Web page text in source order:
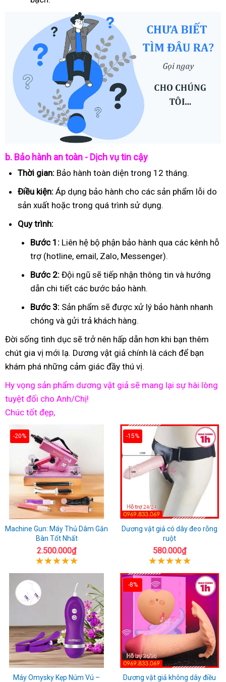
b. Bảo hành an toàn - Dịch vụ tin cậy
Thời gian: Bảo hành toàn diện trong 12 tháng.
Điều kiện: Áp dụng bảo hành cho các sản phẩm lỗi do
sản xuất hoặc trong quá trình sử dụng.
Quy trình:
Bước 1: Liên hệ bộ phận bảo hành qua các kênh hỗ
trợ (hotline, email, Zalo, Messenger).
Bước 2: Đội ngũ sẽ tiếp nhận thông tin và hướng
dẫn chi tiết các bước bảo hành.
Bước 3: Sản phẩm sẽ được xử lý bảo hành nhanh
chóng và gửi trả khách hàng.
Đời sống tình dục sẽ trở nên hấp dẫn hơn khi bạn thêm
chút gia vị mới lạ. Dương vật giả chính là cách để bạn
khám phá những cảm giác đầy thú vị.
Hy vọng sản phẩm dương vật giả sẽ mang lại sự hài lòng
tuyệt đối cho Anh/Chị!
Chúc tốt đẹp,
-20%
Machine Gun: Máy Thủ Dâm Gắn
Bàn Tốt Nhất
2.500.000₫
-15%
Dương vật giả có dây đeo rỗng
ruột
580.000₫
Máy Omysky Kẹp Núm Vú –
-8%
Dương vật giả không dây điều